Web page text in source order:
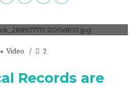
Video 2
Records are